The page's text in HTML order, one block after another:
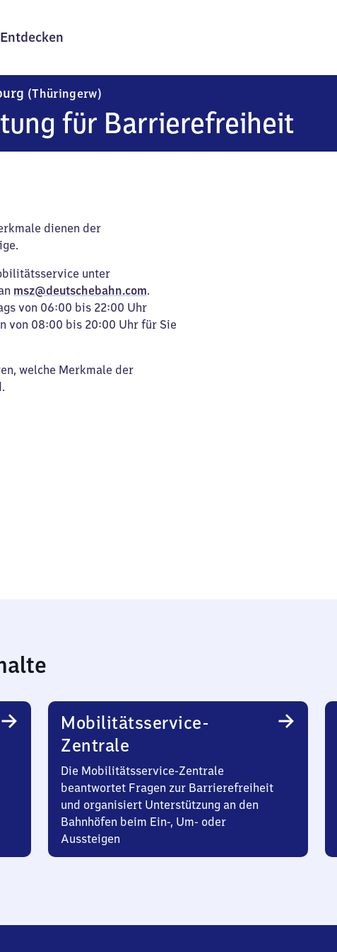
Entdecken
(Thüringerw)
für Barrierefreiheit
dienen der
unter
msz@deutschebahn.com.
von 06:00 bis 22:00 Uhr
von 08:00 bis 20:00 Uhr für Sie
welche Merkmale der
Mobilitätsservice-
Zentrale
Die Mobilitätsservice-Zentrale
beantwortet Fragen zur Barrierefreiheit
und organisiert Unterstützung an den
Bahnhöfen beim Ein-, Um- oder
Aussteigen